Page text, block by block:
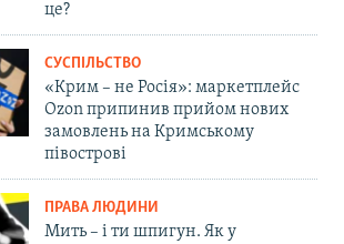
це?
СУСПІЛЬСТВО
«Крим – не Росія»: маркетплейс
Ozon припинив прийом нових
замовлень на Кримському
півострові
ПРАВА ЛЮДИНИ
Мить – і ти шпигун. Як у